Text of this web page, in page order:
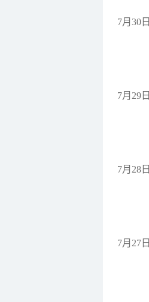
7月30日
7月29日
7月28日
7月27日